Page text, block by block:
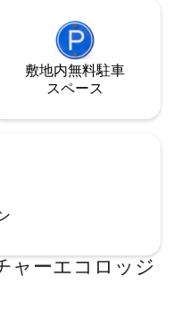
敷地内無料駐⁠車
ス⁠ペ⁠ー⁠ス
ャーエコロッジ